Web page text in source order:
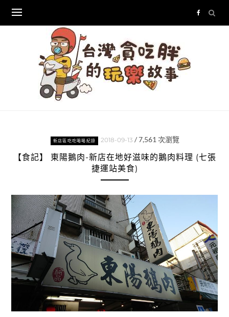
content
新店區吃吃喝喝紀錄 2018-09-13 /7,561 次瀏覽
【食記】 東陽鵝肉-新店在地好滋味的鵝肉料理 (七張
捷運站美食)